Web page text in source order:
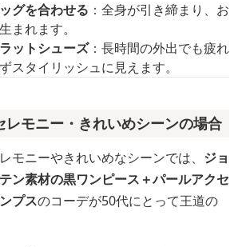
グを合わせる ：全身が引き締まり、お
まれます。
ットシューズ：長時間の外出でも疲れ
スタイリッシュに見えます。
レモニー・きれいめシーンの場合
モニーやきれいめなシーンでは、 ジョ
ン素材の黒ワンピース＋パールアクセ
プスのコーデが50代にとって王道の